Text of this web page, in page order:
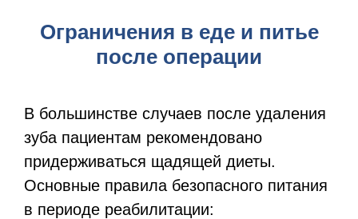
Ограничения в еде и питье
после операции
В большинстве случаев после удаления
зуба пациентам рекомендовано
придерживаться щадящей диеты.
Основные правила безопасного питания
в периоде реабилитации: